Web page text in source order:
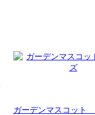
ガーデンマスコット